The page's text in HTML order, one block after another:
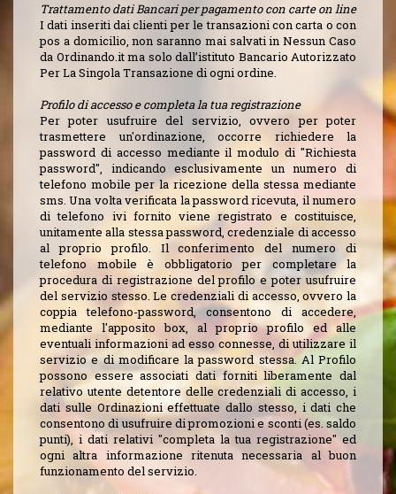
Trattamento dati Bancari per pagamento con carte on line
I dati inseriti dai clienti per le transazioni con carta o con
pos a domicilio, non saranno mai salvati in Nessun Caso
da Ordinando.it ma solo dall’istituto Bancario Autorizzato
Per La Singola Transazione di ogni ordine.
Profilo di accesso e completa la tua registrazione
Per poter usufruire del servizio, ovvero per poter
trasmettere un'ordinazione, occorre richiedere la
password di accesso mediante il modulo di "Richiesta
password", indicando esclusivamente un numero di
telefono mobile per la ricezione della stessa mediante
sms. Una volta verificata la password ricevuta, il numero
di telefono ivi fornito viene registrato e costituisce,
unitamente alla stessa password, credenziale di accesso
al proprio profilo. Il conferimento del numero di
telefono mobile è obbligatorio per completare la
procedura di registrazione del profilo e poter usufruire
del servizio stesso. Le credenziali di accesso, ovvero la
coppia telefono-password, consentono di accedere,
mediante l'apposito box, al proprio profilo ed alle
eventuali informazioni ad esso connesse, di utilizzare il
servizio e di modificare la password stessa. Al Profilo
possono essere associati dati forniti liberamente dal
relativo utente detentore delle credenziali di accesso, i
dati sulle Ordinazioni effettuate dallo stesso, i dati che
consentono di usufruire di promozioni e sconti (es. saldo
punti), i dati relativi "completa la tua registrazione" ed
ogni altra informazione ritenuta necessaria al buon
funzionamento del servizio.